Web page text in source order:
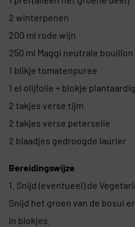
2 winterpenen
200 ml rode wijn
250 ml Maggi neutrale bouillon
1 blikje tomatenpuree
1 el olijfolie + blokje
2 takjes verse tijm
2 takjes verse peterselie
2 blaadjes gedroogde laurier
Bereidingswijze
1. Snijd (eventueel) de
Snijd het groen van de bosui
in blokjes.